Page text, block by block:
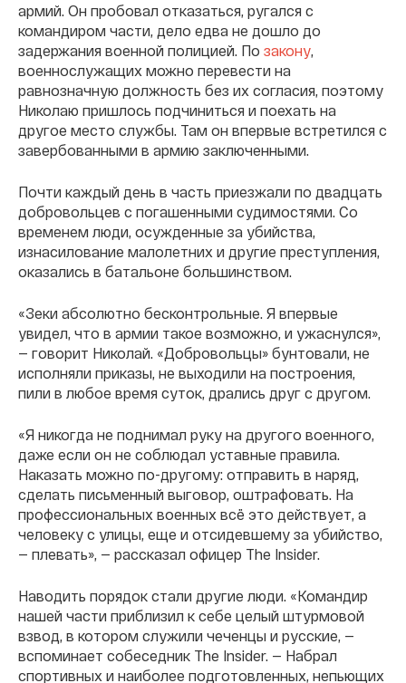
армий. Он пробовал отказаться, ругался с
командиром части, дело едва не дошло до
задержания военной полицией. По закону,
военнослужащих можно перевести на
равнозначную должность без их согласия, поэтому
Николаю пришлось подчиниться и поехать на
другое место службы. Там он впервые встретился с
завербованными в армию заключенными.
Почти каждый день в часть приезжали по двадцать
добровольцев с погашенными судимостями. Со
временем люди, осужденные за убийства,
изнасилование малолетних и другие преступления,
оказались в батальоне большинством.
«Зеки абсолютно бесконтрольные. Я впервые
увидел, что в армии такое возможно, и ужаснулся»,
— говорит Николай. «Добровольцы» бунтовали, не
исполняли приказы, не выходили на построения,
пили в любое время суток, дрались друг с другом.
«Я никогда не поднимал руку на другого военного,
даже если он не соблюдал уставные правила.
Наказать можно по-другому: отправить в наряд,
сделать письменный выговор, оштрафовать. На
профессиональных военных всё это действует, а
человеку с улицы, еще и отсидевшему за убийство,
— плевать», — рассказал офицер The Insider.
Наводить порядок стали другие люди. «Командир
нашей части приблизил к себе целый штурмовой
взвод, в котором служили чеченцы и русские, —
вспоминает собеседник The Insider. — Набрал
спортивных и наиболее подготовленных, непьющих